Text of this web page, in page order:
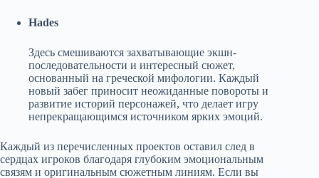
Hades
Здесь смешиваются захватывающие экшн-
последовательности и интересный сюжет,
основанный на греческой мифологии. Каждый
новый забег приносит неожиданные повороты и
развитие историй персонажей, что делает игру
непрекращающимся источником ярких эмоций.
Каждый из перечисленных проектов оставил след в
сердцах игроков благодаря глубоким эмоциональным
связям и оригинальным сюжетным линиям. Если вы